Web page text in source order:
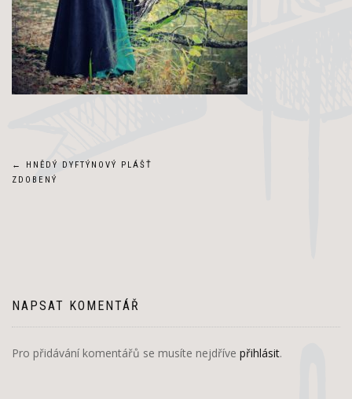
Navigace
←
HNĚDÝ DYFTÝNOVÝ PLÁŠŤ
ZDOBENÝ
NAPSAT KOMENTÁŘ
Pro přidávání komentářů se musíte nejdříve přihlásit.